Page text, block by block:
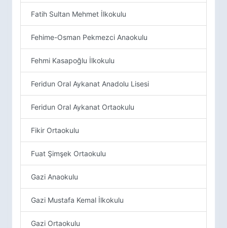
Fatih Sultan Mehmet İlkokulu
Fehime-Osman Pekmezci Anaokulu
Fehmi Kasapoğlu İlkokulu
Feridun Oral Aykanat Anadolu Lisesi
Feridun Oral Aykanat Ortaokulu
Fikir Ortaokulu
Fuat Şimşek Ortaokulu
Gazi Anaokulu
Gazi Mustafa Kemal İlkokulu
Gazi Ortaokulu